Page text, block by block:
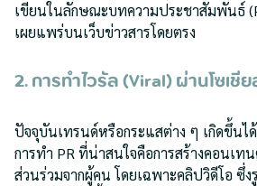
เขียนในลักษณะบทความประชาสัมพันธ์
เผยแพร่บนเว็บข่าวสารโดยตรง
2. การทำไวรัล (Viral) ผ่านโซเชี
ปัจจุบันเทรนด์หรือกระแสต่าง ๆ เกิดขึ้นไ
การทำ PR ที่น่าสนใจคือการสร้างคอนเท
ส่วนร่วมจากผู้คน โดยเฉพาะคลิปวิดีโอ ซึ่